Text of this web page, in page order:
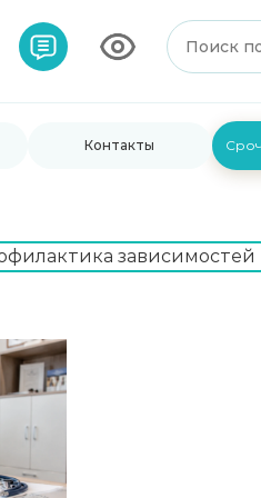
Контакты
зависимостей